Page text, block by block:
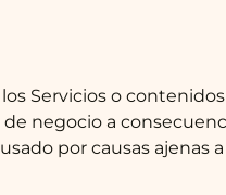
Servicios o
negocio a
por causas ajenas a